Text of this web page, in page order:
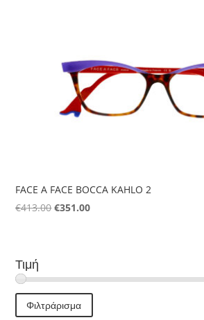
FACE A FACE BOCCA KAHLO 2
€413.00Original
€351.00Η
Τιμή
Φιλτράρισμα